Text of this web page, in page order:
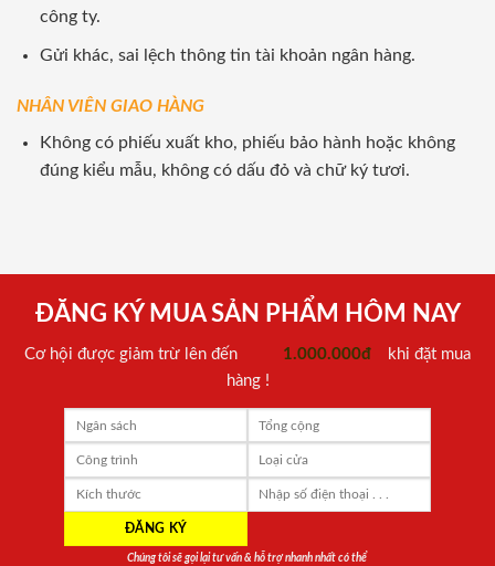
công ty.
Gửi khác, sai lệch thông tin tài khoản ngân hàng.
NHÂN VIÊN GIAO HÀNG
Không có phiếu xuất kho, phiếu bảo hành hoặc không
đúng kiểu mẫu, không có dấu đỏ và chữ ký tươi.
ĐĂNG KÝ MUA SẢN PHẨM HÔM NAY
Cơ hội được giảm trừ lên đến 1.000.000đ
khi đặt mua
hàng !
Chúng tôi sẽ gọi lại tư vấn & hỗ trợ nhanh nhất có thể